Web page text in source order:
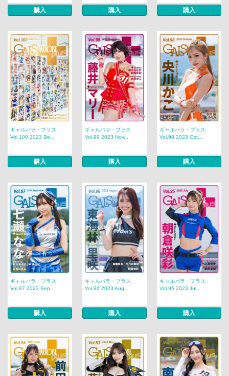
購入 購入 購入
ギャルパラ・プラス
Vol.100 2023 De...
購入
ギャルパラ・プラス
Vol.99 2023 Nov...
購入
ギャルパラ・プラス
Vol.98 2023 Oct...
購入
ギャルパラ・プラス
Vol.97 2023 Sep...
購入
ギャルパラ・プラス
Vol.96 2023 Aug...
購入
ギャルパラ・プラス
Vol.95 2023 Jul...
購入